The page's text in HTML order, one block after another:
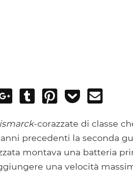
Share
Google+
Post
Tumblr
Pin
Add
Pocket
-corazzate di classe
precedenti la seconda
montava una batteria
una velocità